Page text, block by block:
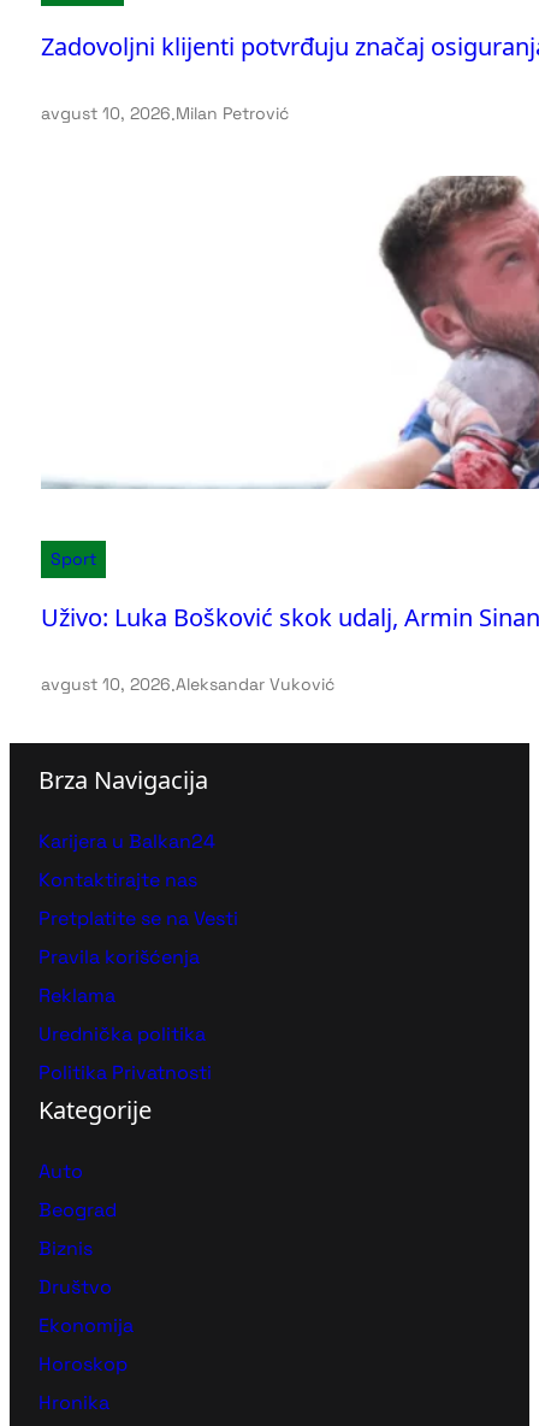
Zadovoljni klijenti potvrđuju značaj
avgust 10, 2026.Milan Petrović
Sport
Uživo: Luka Bošković skok udalj, Armin
avgust 10, 2026.Aleksandar Vuković
Brza Navigacija
Karijera u Balkan24
Kontaktirajte nas
Pretplatite se na Vesti
Pravila korišćenja
Reklama
Urednička politika
Politika Privatnosti
Kategorije
Auto
Beograd
Biznis
Društvo
Ekonomija
Horoskop
Hronika